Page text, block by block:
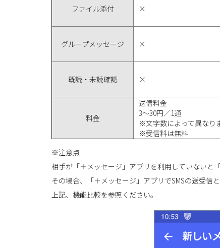
ファイル添付 ×
グループメッセージ ×
既読・未読確認 ×
料金
送信料金
3～30円／1通
※文字数によって異なり
※受信料は無料
※注意点
相手が「＋メッセージ」アプリを利用していないと
その場合、「＋メッセージ」アプリでSMSの送受信
上記、機能比較を参照ください。